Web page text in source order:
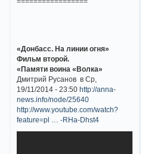
«Донбасс. На линии огня»
Фильм второй.
«Памяти воина «Волка»
Дмитрий Русанов в Ср,
19/11/2014 - 23:50http://anna-
news.info/node/25640
http://www.youtube.com/watch?
feature=pl … -RHa-Dhst4